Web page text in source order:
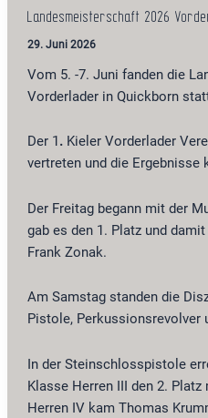
Landesmeisterschaft 2026
29. Juni 2026
Vom 5. -7. Juni fanden die
Vorderlader in Quickborn
Der 1 . Kieler Vorderlader
vertreten und die Ergebnisse
Der Freitag begann mit der
gab es den 1. Platz und
Frank Zonak.
Am Samstag standen die
Pistole, Perkussionsrevolver
In der Steinschlosspistole
Klasse Herren III den 2.
Herren IV kam Thomas